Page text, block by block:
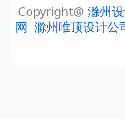
Copyright@ 滁州
网|滁州唯顶设计公